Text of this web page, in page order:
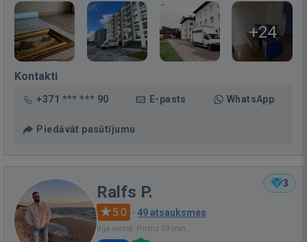
+24
Kontakti
+371 *** *** 90 E-pasts WhatsApp
Piedāvāt pasūtījumu
3
Ralfs P.
5.0 · 49 atsauksmes
Bija vietnē: Pirms 59 min.